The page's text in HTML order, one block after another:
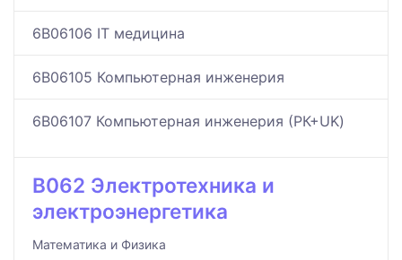
6B06106 IT медицина
6B06105 Компьютерная инженерия
6B06107 Компьютерная инженерия (РК+UK)
B062 Электротехника и
электроэнергетика
Математика и Физика